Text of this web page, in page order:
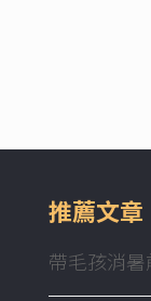
推薦文章
帶毛孩消